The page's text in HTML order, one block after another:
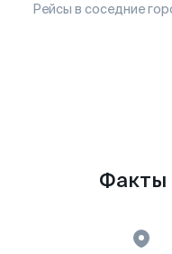
Рейсы в соседние
Факты